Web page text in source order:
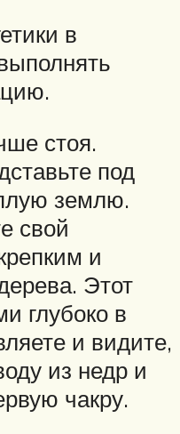
в
стоя.
под
землю.
свой
и
Этот
глубоко в
и видите,
из недр и
чакру.